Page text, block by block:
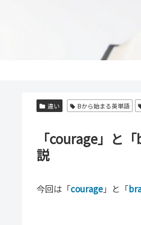
違い Bから始まる英単語
「courage」と
説
今回は「courage」と「